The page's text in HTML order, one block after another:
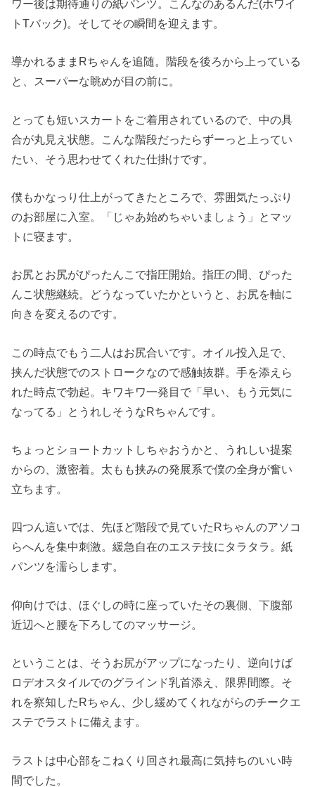
ワー後は期待通りの紙パンツ。こんなのあるんだ(ホワイ
トTバック)。そしてその瞬間を迎えます。
導かれるままRちゃんを追随。階段を後ろから上っている
と、スーパーな眺めが目の前に。
とっても短いスカートをご着用されているので、中の具
合が丸見え状態。こんな階段だったらずーっと上ってい
たい、そう思わせてくれた仕掛けです。
僕もかなっり仕上がってきたところで、雰囲気たっぷり
のお部屋に入室。「じゃあ始めちゃいましょう」とマッ
トに寝ます。
お尻とお尻がぴったんこで指圧開始。指圧の間、ぴった
んこ状態継続。どうなっていたかというと、お尻を軸に
向きを変えるのです。
この時点でもう二人はお尻合いです。オイル投入足で、
挟んだ状態でのストロークなので感触抜群。手を添えら
れた時点で勃起。キワキワ一発目で「早い、もう元気に
なってる」とうれしそうなRちゃんです。
ちょっとショートカットしちゃおうかと、うれしい提案
からの、激密着。太もも挟みの発展系で僕の全身が奮い
立ちます。
四つん這いでは、先ほど階段で見ていたRちゃんのアソコ
らへんを集中刺激。緩急自在のエステ技にタラタラ。紙
パンツを濡らします。
仰向けでは、ほぐしの時に座っていたその裏側、下腹部
近辺へと腰を下ろしてのマッサージ。
ということは、そうお尻がアップになったり、逆向けば
ロデオスタイルでのグラインド乳首添え、限界間際。そ
れを察知したRちゃん、少し緩めてくれながらのチークエ
ステでラストに備えます。
ラストは中心部をこねくり回され最高に気持ちのいい時
間でした。